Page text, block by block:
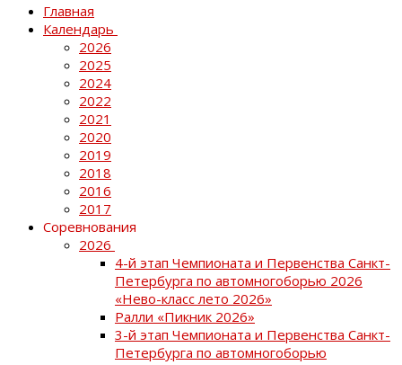
Главная
Календарь
2026
2025
2024
2022
2021
2020
2019
2018
2016
2017
Соревнования
2026
4-й этап Чемпионата и Первенства Санкт-
Петербурга по автомногоборью 2026
«Нево-класс лето 2026»
Ралли «Пикник 2026»
3-й этап Чемпионата и Первенства Санкт-
Петербурга по автомногоборью